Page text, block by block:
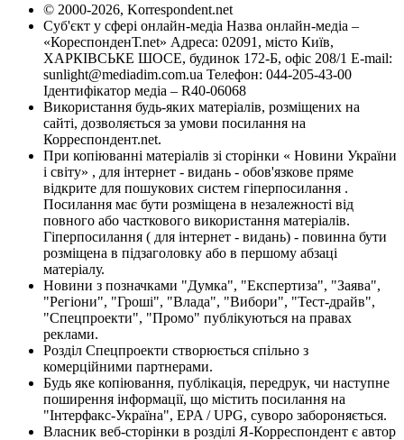
© 2000-2026, Korrespondent.net
Суб'єкт у сфері онлайн-медіа Назва онлайн-медіа –
«КореспонденТ.net» Адреса: 02091, місто Київ,
ХАРКІВСЬКЕ ШОСЕ, будинок 172-Б, офіс 208/1 E-mail:
sunlight@mediadim.com.ua Телефон: 044-205-43-00
Ідентифікатор медіа – R40-06068
Використання будь-яких матеріалів, розміщених на
сайті, дозволяється за умови посилання на
Корреспондент.net.
При копіюванні матеріалів зі сторінки « Новини України
і світу» , для інтернет - видань - обов'язкове пряме
відкрите для пошукових систем гіперпосилання .
Посилання має бути розміщена в незалежності від
повного або часткового використання матеріалів.
Гіперпосилання ( для інтернет - видань) - повинна бути
розміщена в підзаголовку або в першому абзаці
матеріалу.
Новини з позначками "Думка", "Експертиза", "Заява",
"Регіони", "Гроші", "Влада", "Вибори", "Тест-драйв",
"Спецпроекти", "Промо" публікуються на правах
реклами.
Розділ Спецпроекти створюється спільно з
комерційними партнерами.
Будь яке копіювання, публікація, передрук, чи наступне
поширення інформації, що містить посилання на
"Інтерфакс-Україна", EPA / UPG, суворо забороняється.
Власник веб-сторінки в розділі Я-Корреспондент є автор